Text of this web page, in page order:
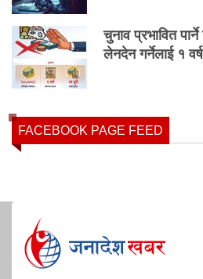
चुनाव प्रभावित
लेनदेन गर्नेलाई १
FACEBOOK PAGE FEED